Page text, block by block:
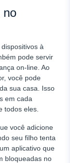
no
à
pode servir
on-line. Ao
você pode
sua casa. Isso
em cada
todos eles.
você adicione
seu filho tenta
aplicativo que
bloqueadas no